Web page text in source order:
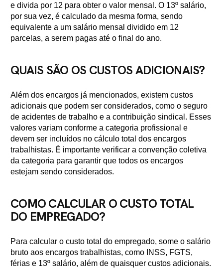
e divida por 12 para obter o valor mensal. O 13º salário,
por sua vez, é calculado da mesma forma, sendo
equivalente a um salário mensal dividido em 12
parcelas, a serem pagas até o final do ano.
QUAIS SÃO OS CUSTOS ADICIONAIS?
Além dos encargos já mencionados, existem custos
adicionais que podem ser considerados, como o seguro
de acidentes de trabalho e a contribuição sindical. Esses
valores variam conforme a categoria profissional e
devem ser incluídos no cálculo total dos encargos
trabalhistas. É importante verificar a convenção coletiva
da categoria para garantir que todos os encargos
estejam sendo considerados.
COMO CALCULAR O CUSTO TOTAL
DO EMPREGADO?
Para calcular o custo total do empregado, some o salário
bruto aos encargos trabalhistas, como INSS, FGTS,
férias e 13º salário, além de quaisquer custos adicionais.